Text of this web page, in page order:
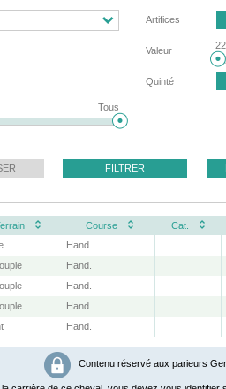
Tous
Artifices
Valeur 22
Quinté
FILTRER
Course Cat.
Hand.
Hand.
Hand.
Hand.
Hand.
Contenu réservé aux parieurs